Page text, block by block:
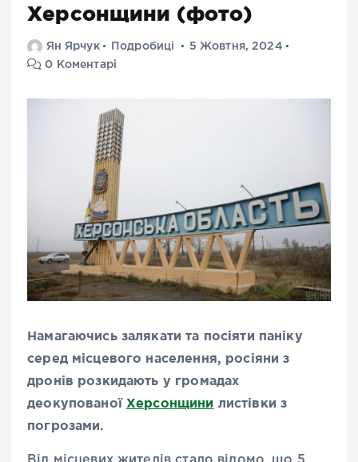
Херсонщини (фото)
Ян Ярчук Подробиці
5 Жовтня, 2024
0 Коментарі
Намагаючись залякати та посіяти паніку
серед місцевого населення, росіяни з
дронів розкидають у громадах
деокупованої Херсонщини листівки з
погрозами.